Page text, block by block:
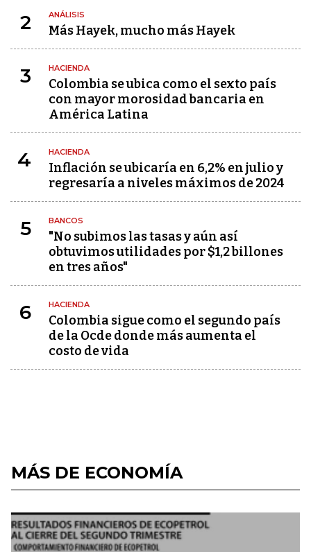
2 ANÁLISIS
Más Hayek, mucho más Hayek
3 HACIENDA
Colombia se ubica como el sexto país
con mayor morosidad bancaria en
América Latina
4 HACIENDA
Inflación se ubicaría en 6,2% en julio y
regresaría a niveles máximos de 2024
5 BANCOS
"No subimos las tasas y aún así
obtuvimos utilidades por $1,2 billones
en tres años"
6 HACIENDA
Colombia sigue como el segundo país
de la Ocde donde más aumenta el
costo de vida
MÁS DE ECONOMÍA